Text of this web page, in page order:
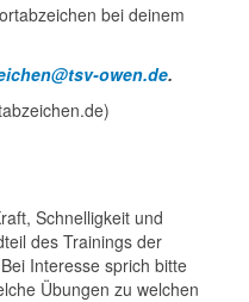
bei deinem
owen.de.
Schnelligkeit und
des Trainings der
Interesse sprich bitte
Übungen zu welchen